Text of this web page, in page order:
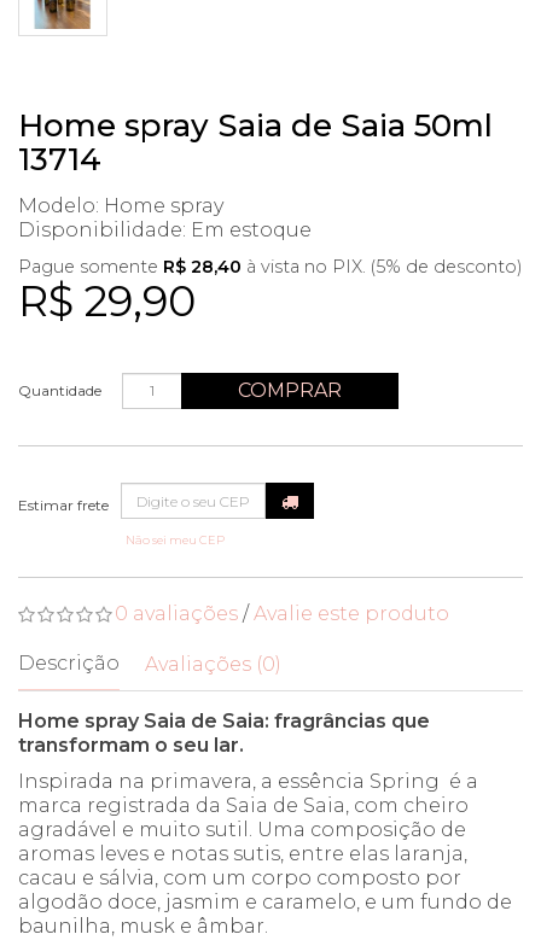
Home spray Saia de Saia 50ml
13714
Modelo: Home spray
Disponibilidade: Em estoque
R$ 29,90
Pague somente R$ 28,40 à vista no PIX. (5% de desconto)
Quantidade COMPRAR
Não sei meu CEP
0 avaliações /Avalie este produto
Descrição Avaliações (0)
Home spray Saia de Saia: fragrâncias que
transformam o seu lar.
Inspirada na primavera, a essência Spring é a
marca registrada da Saia de Saia, com cheiro
agradável e muito sutil. Uma composição de
aromas leves e notas sutis, entre elas laranja,
cacau e sálvia, com um corpo composto por
algodão doce, jasmim e caramelo, e um fundo de
baunilha, musk e âmbar.